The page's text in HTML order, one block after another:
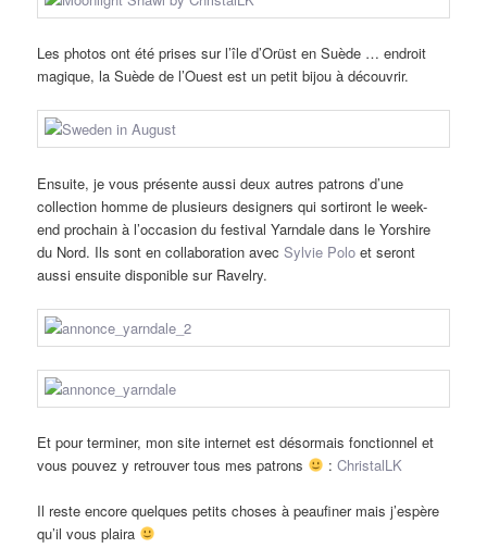
Les photos ont été prises sur l’île d’Orüst en Suède … endroit
magique, la Suède de l’Ouest est un petit bijou à découvrir.
Ensuite, je vous présente aussi deux autres patrons d’une
collection homme de plusieurs designers qui sortiront le week-
end prochain à l’occasion du festival Yarndale dans le Yorshire
du Nord. Ils sont en collaboration avecSylvie Polo et seront
aussi ensuite disponible sur Ravelry.
Et pour terminer, mon site internet est désormais fonctionnel et
vous pouvez y retrouver tous mes patrons
: ChristalLK
Il reste encore quelques petits choses à peaufiner mais j’espère
qu’il vous plaira